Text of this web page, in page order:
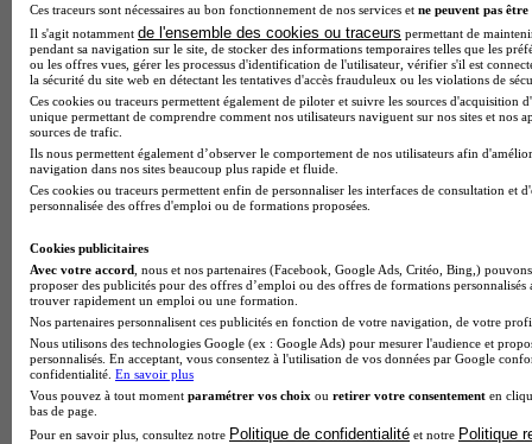
BTS Esf en alternance
BTS Dietetique en alternance
BTS Mco en alternance
BTS Pi en alternance
BTS Sp3s en alternance
Master CCA en alternance
BTS Ndrc en alternance
BTS Sam en alternance
Cap Fleuriste en alternance
BTS Sio en alternance
BTS Gpme en alternance
Cap Electricien en alternance
BTS Gpn en alternance
BTS Domotique en alternance
BAC Pro Agora en alternance
BTS Sta en alternance
BTS Iris en alternance
BTS Tpl en alternance
BTS Ati en alternance
Ces traceurs sont nécessaires au bon fonctionnement de nos services et ne peuvent pas être
Il s'agit notamment de l'ensemble des cookies ou traceurs permettant de
pendant sa navigation sur le site, de stocker des informations temporaires telles que les
ou les offres vues, gérer les processus d'identification de l'utilisateur, vérifier s'il est
la sécurité du site web en détectant les tentatives d'accès frauduleux ou les violations de
Ces cookies ou traceurs permettent également de piloter et suivre les sources d'acquisition
unique permettant de comprendre comment nos utilisateurs naviguent sur nos sites et nos
sources de trafic.
Ils nous permettent également d’observer le comportement de nos utilisateurs afin
navigation dans nos sites beaucoup plus rapide et fluide.
Ces cookies ou traceurs permettent enfin de personnaliser les interfaces de consultation et
personnalisée des offres d'emploi ou de formations proposées.
Cookies publicitaires
Avec votre accord , nous et nos partenaires (Facebook, Google Ads, Critéo, Bing,)
proposer des publicités pour des offres d’emploi ou des offres de formations
trouver rapidement un emploi ou une formation.
Nos partenaires personnalisent ces publicités en fonction de votre navigation, de votre
Nous utilisons des technologies Google (ex : Google Ads) pour mesurer l'audience et
personnalisés. En acceptant, vous consentez à l'utilisation de vos données par Google
confidentialité. En savoir plus
Vous pouvez à tout moment paramétrer vos choix ou retirer votre consentement en
bas de page.
Pour en savoir plus, consultez notre Politique de confidentialité et notre Politique